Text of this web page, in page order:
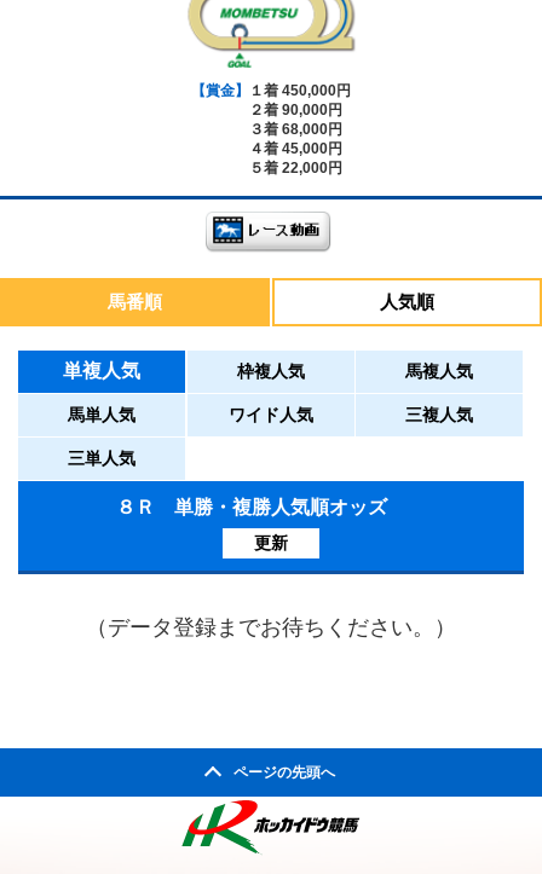
【賞金】
１着 450,000円
２着 90,000円
３着 68,000円
４着 45,000円
５着 22,000円
馬番順 人気順
単複人気 枠複人気 馬複人気
馬単人気 ワイド人気 三複人気
三単人気
８Ｒ 単勝・複勝人気順オッズ
更新
（データ登録までお待ちください。）
ページの先頭へ